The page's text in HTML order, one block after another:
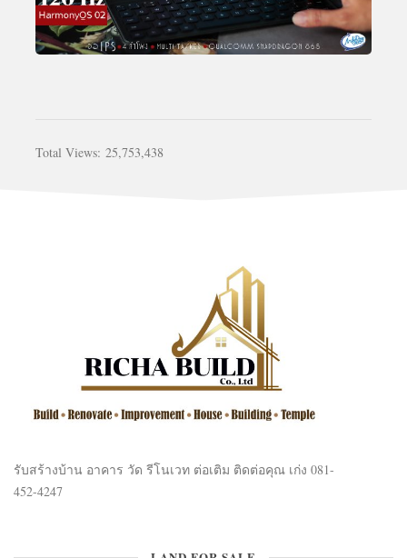
Total Views: 25,753,438
รับสร้างบ้าน อาคาร วัด รีโนเวท ต่อเติม ติดต่อคุณ เก่ง 081-
452-4247